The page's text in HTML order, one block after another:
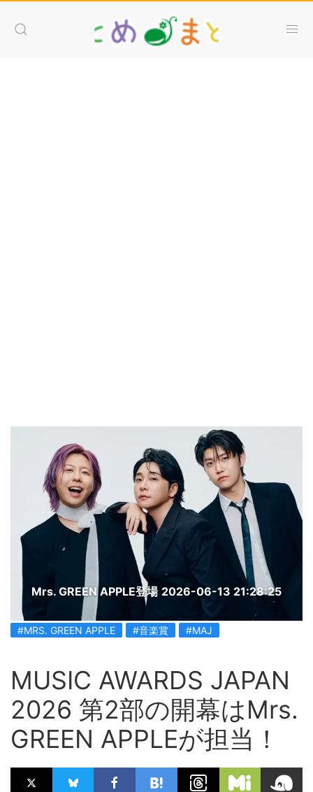
Mrs. GREEN APPLE登場 2026-06-13 21:28:25
#MRS. GREEN APPLE #音楽賞 #MAJ
MUSIC AWARDS JAPAN
2026 第2部の開幕はMrs.
GREEN APPLEが担当！